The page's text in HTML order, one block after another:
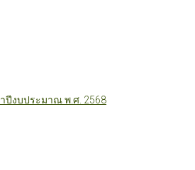
ปีงบประมาณ พ.ศ. 2568